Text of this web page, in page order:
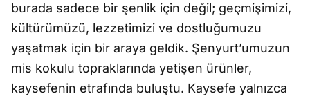
burada sadece bir şenlik için değil; geçmişimizi,
kültürümüzü, lezzetimizi ve dostluğumuzu
yaşatmak için bir araya geldik. Şenyurt’umuzun
mis kokulu topraklarında yetişen ürünler,
kaysefenin etrafında buluştu. Kaysefe yalnızca